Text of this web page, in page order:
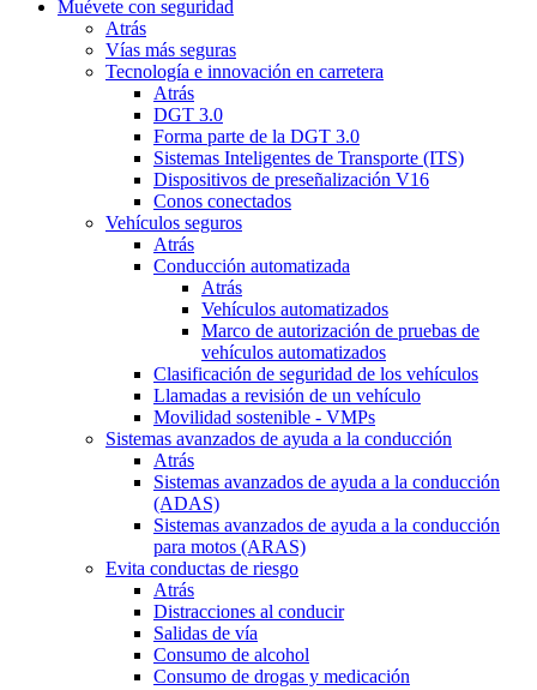
Muévete con seguridad
Atrás
Vías más seguras
Tecnología e innovación en carretera
Atrás
DGT 3.0
Forma parte de la DGT 3.0
Sistemas Inteligentes de Transporte (ITS)
Dispositivos de preseñalización V16
Conos conectados
Vehículos seguros
Atrás
Conducción automatizada
Atrás
Vehículos automatizados
Marco de autorización de pruebas de
vehículos automatizados
Clasificación de seguridad de los vehículos
Llamadas a revisión de un vehículo
Movilidad sostenible - VMPs
Sistemas avanzados de ayuda a la conducción
Atrás
Sistemas avanzados de ayuda a la conducción
(ADAS)
Sistemas avanzados de ayuda a la conducción
para motos (ARAS)
Evita conductas de riesgo
Atrás
Distracciones al conducir
Salidas de vía
Consumo de alcohol
Consumo de drogas y medicación